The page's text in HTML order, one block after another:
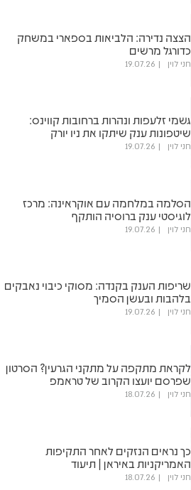
הצצה נדירה: הלביאות בספארי במשחק
כדורגל מרשים
חני לוין 19.07.26
גשמי זלעפות ונהרות ברחובות קווינס:
שיטפונות ענק שיתקו את ניו יורק
חני לוין 19.07.26
הסלמה במלחמה עם אוקראינה: מרכז
לוגיסטי ענק ברוסיה הותקף
חני לוין 19.07.26
שריפות הענק בקנדה: מסוקי כיבוי נאבקים
בלהבות ובעשן הסמיך
חני לוין 19.07.26
לקראת מתקפה על מתקני הגרעין? הסרטון
שפרסם יועצו הקרוב של טראמפ
חני לוין 18.07.26
כך נראים הנזקים לאחר התקיפות
האמריקניות באיראן | תיעוד
חני לוין 18.07.26